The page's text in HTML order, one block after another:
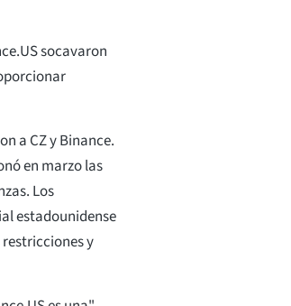
socavaron
a CZ y Binance.
en marzo las
Los
estadounidense
y